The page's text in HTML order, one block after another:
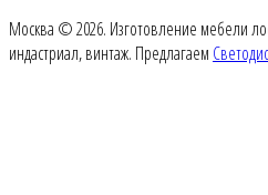
Москва © 2026. Изготовление мебели
индастриал, винтаж. Предлагаем